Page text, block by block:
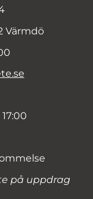
Värmdö
på uppdrag